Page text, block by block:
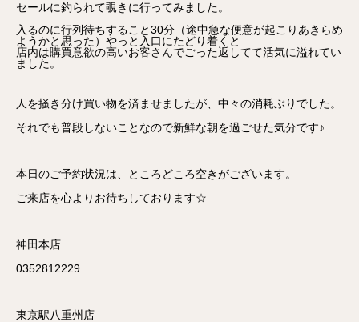
セールに釣られて覗きに行ってみました。
入るのに行列待ちすること30分（途中急な便意が起こりあきらめ
ようかと思った）やっと入口にたどり着くと
店内は購買意欲の高いお客さんでごった返してて活気に溢れてい
ました。
人を掻き分け買い物を済ませましたが、中々の消耗ぶりでした。
それでも普段しないことなので新鮮な朝を過ごせた気分です♪
本日のご予約状況は、ところどころ空きがございます。
ご来店を心よりお待ちしております☆
神田本店
0352812229
東京駅八重州店